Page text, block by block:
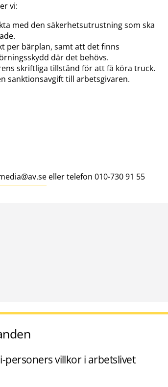
vi:
med den säkerhetsutrustning som ska
per bärplan, samt att det finns
där det behövs.
skriftliga tillstånd för att få köra truck.
sanktionsavgift till arbetsgivaren.
eller telefon 010-730 91 55
villkor i arbetslivet